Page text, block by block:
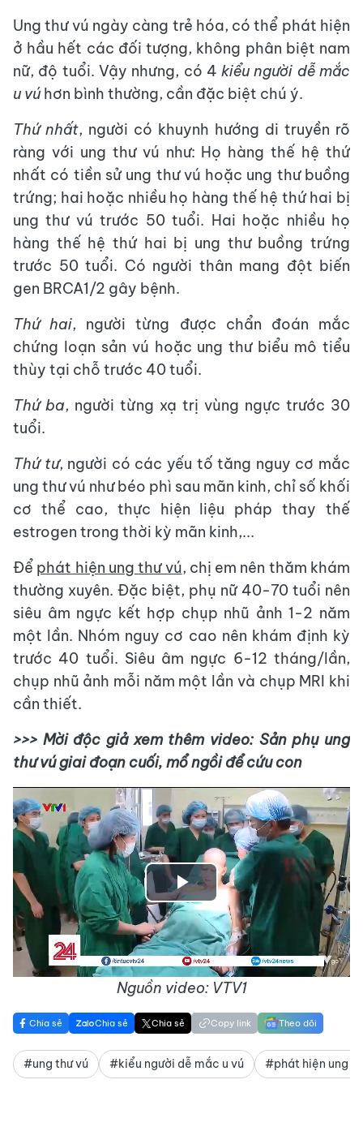
Ung thư vú ngày càng trẻ hóa, có thể phát hiện
ở hầu hết các đối tượng, không phân biệt nam
nữ, độ tuổi. Vậy nhưng, có 4kiểu người dễ mắc
u vú hơn bình thường, cần đặc biệt chú ý.
Thứ nhất, người có khuynh hướng di truyền rõ
ràng với ung thư vú như: Họ hàng thế hệ thứ
nhất có tiền sử ung thư vú hoặc ung thư buồng
trứng; hai hoặc nhiều họ hàng thế hệ thứ hai bị
ung thư vú trước 50 tuổi. Hai hoặc nhiều họ
hàng thế hệ thứ hai bị ung thư buồng trứng
trước 50 tuổi. Có người thân mang đột biến
gen BRCA1/2 gây bệnh.
Thứ hai, người từng được chẩn đoán mắc
chứng loạn sản vú hoặc ung thư biểu mô tiểu
thùy tại chỗ trước 40 tuổi.
Thứ ba, người từng xạ trị vùng ngực trước 30
tuổi.
Thứ tư, người có các yếu tố tăng nguy cơ mắc
ung thư vú như béo phì sau mãn kinh, chỉ số khối
cơ thể cao, thực hiện liệu pháp thay thế
estrogen trong thời kỳ mãn kinh,...
Để phát hiện ung thư vú, chị em nên thăm khám
thường xuyên. Đặc biệt, phụ nữ 40-70 tuổi nên
siêu âm ngực kết hợp chụp nhũ ảnh 1-2 năm
một lần. Nhóm nguy cơ cao nên khám định kỳ
trước 40 tuổi. Siêu âm ngực 6-12 tháng/lần,
chụp nhũ ảnh mỗi năm một lần và chụp MRI khi
cần thiết.
>>> Mời độc giả xem thêm video: Sản phụ ung
thư vú giai đoạn cuối, mổ ngồi để cứu con
Play
Video
Nguồn video: VTV1
Chia sẻ Chia sẻ Chia sẻ Copy link Theo dõi
#ung thư vú #kiểu người dễ mắc u vú #phát hiện ung